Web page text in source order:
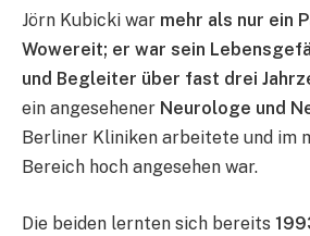
Jörn Kubicki war mehr als nur ein
Wowereit; er war sein
und Begleiter über fast drei
ein angesehener Neurologe und
Berliner Kliniken arbeitete und im
Bereich hoch angesehen war.
Die beiden lernten sich bereits